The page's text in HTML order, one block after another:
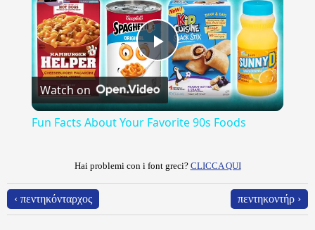
Play
Video
Watch on
Fun Facts About Your Favorite 90s Foods
Hai problemi con i font greci? CLICCA QUI
‹ πεντηκόνταρχος πεντηκοντήρ ›